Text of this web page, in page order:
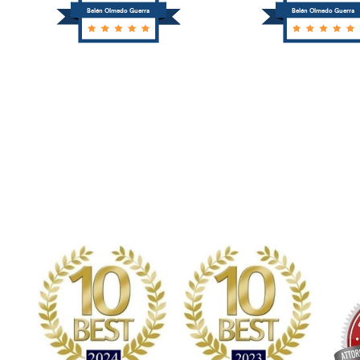
Belén Olmedo Guerra Belén Olmedo Guerra